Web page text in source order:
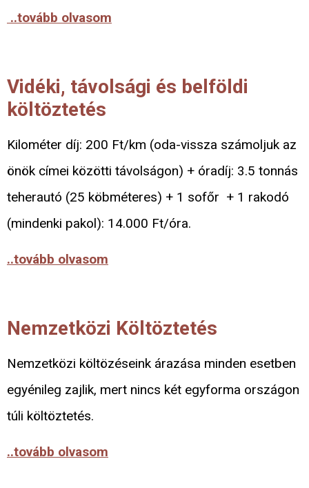
..tovább olvasom
Vidéki, távolsági és belföldi
költöztetés
Kilométer díj: 200 Ft/km (oda-vissza számoljuk az
önök címei közötti távolságon) + óradíj: 3.5 tonnás
teherautó (25 köbméteres) + 1 sofőr + 1 rakodó
(mindenki pakol): 14.000 Ft/óra.
..tovább olvasom
Nemzetközi Költöztetés
Nemzetközi költözéseink árazása minden esetben
egyénileg zajlik, mert nincs két egyforma országon
túli költöztetés.
..tovább olvasom